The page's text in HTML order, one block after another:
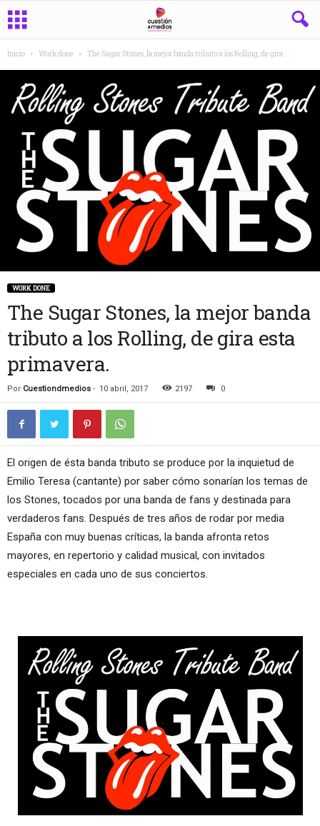
Inicio Work done The Sugar Stones, la mejor banda tributo a los Rolling, de gira...
WORK DONE
The Sugar Stones, la mejor banda
tributo a los Rolling, de gira esta
primavera.
Por Cuestiondmedios - 10 abril, 2017 2197 0
El origen de ésta banda tributo se produce por la inquietud de
Emilio Teresa (cantante) por saber cómo sonarían los temas de
los Stones, tocados por una banda de fans y destinada para
verdaderos fans. Después de tres años de rodar por media
España con muy buenas críticas, la banda afronta retos
mayores, en repertorio y calidad musical, con invitados
especiales en cada uno de sus conciertos.